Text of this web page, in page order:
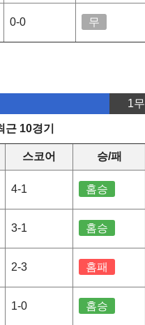
0-0 무
1무
근 10경기
스코어 승/패
4-1 홈승
3-1 홈승
2-3 홈패
1-0 홈승